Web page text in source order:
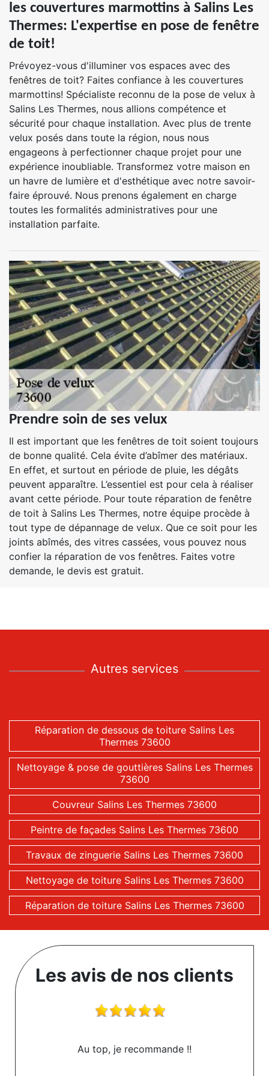
les couvertures marmottins à Salins Les
Thermes: L'expertise en pose de fenêtre
de toit!
Prévoyez-vous d'illuminer vos espaces avec des
fenêtres de toit? Faites confiance à les couvertures
marmottins! Spécialiste reconnu de la pose de velux à
Salins Les Thermes, nous allions compétence et
sécurité pour chaque installation. Avec plus de trente
velux posés dans toute la région, nous nous
engageons à perfectionner chaque projet pour une
expérience inoubliable. Transformez votre maison en
un havre de lumière et d'esthétique avec notre savoir-
faire éprouvé. Nous prenons également en charge
toutes les formalités administratives pour une
installation parfaite.
Prendre soin de ses velux
Il est important que les fenêtres de toit soient toujours
de bonne qualité. Cela évite d’abîmer des matériaux.
En effet, et surtout en période de pluie, les dégâts
peuvent apparaître. L’essentiel est pour cela à réaliser
avant cette période. Pour toute réparation de fenêtre
de toit à Salins Les Thermes, notre équipe procède à
tout type de dépannage de velux. Que ce soit pour les
joints abîmés, des vitres cassées, vous pouvez nous
confier la réparation de vos fenêtres. Faites votre
demande, le devis est gratuit.
Autres services
Réparation de dessous de toiture Salins Les
Thermes 73600
Nettoyage & pose de gouttières Salins Les Thermes
73600
Couvreur Salins Les Thermes 73600
Peintre de façades Salins Les Thermes 73600
Travaux de zinguerie Salins Les Thermes 73600
Nettoyage de toiture Salins Les Thermes 73600
Réparation de toiture Salins Les Thermes 73600
Les avis de nos clients
Au top, je recommande !!